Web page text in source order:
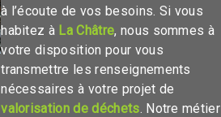
à l’écoute de vos besoins. Si vous
habitez à La Châtre, nous sommes à
votre disposition pour vous
transmettre les renseignements
nécessaires à votre projet de
valorisation de déchets. Notre métier